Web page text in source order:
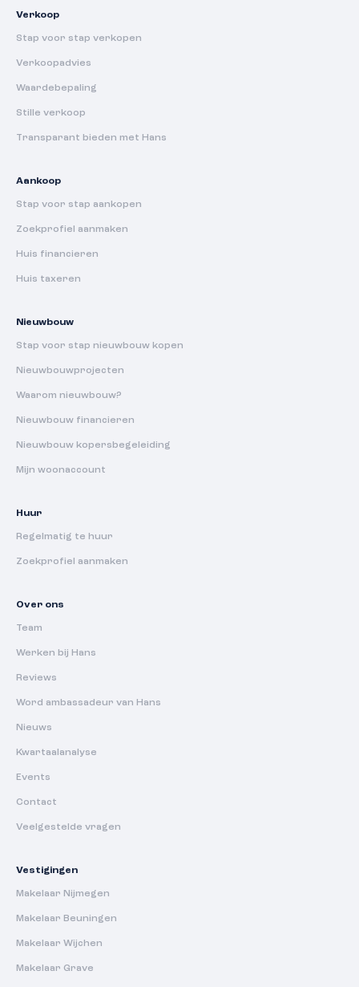
Verkoop
Stap voor stap verkopen
Verkoopadvies
Waardebepaling
Stille verkoop
Transparant bieden met Hans
Aankoop
Stap voor stap aankopen
Zoekprofiel aanmaken
Huis financieren
Huis taxeren
Nieuwbouw
Stap voor stap nieuwbouw kopen
Nieuwbouwprojecten
Waarom nieuwbouw?
Nieuwbouw financieren
Nieuwbouw kopersbegeleiding
Mijn woonaccount
Huur
Regelmatig te huur
Zoekprofiel aanmaken
Over ons
Team
Werken bij Hans
Reviews
Word ambassadeur van Hans
Nieuws
Kwartaalanalyse
Events
Contact
Veelgestelde vragen
Vestigingen
Makelaar Nijmegen
Makelaar Beuningen
Makelaar Wijchen
Makelaar Grave